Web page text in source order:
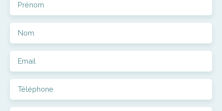
Prénom
Nom
Email
Téléphone